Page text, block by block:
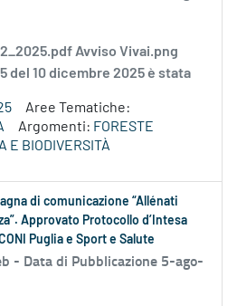
Avviso Vivai.png
del 10 dicembre 2025 è stata
Aree Tematiche:
Argomenti: FORESTE
E BIODIVERSITÀ
di comunicazione “Allénati
Approvato Protocollo d’Intesa
Puglia e Sport e Salute
- Data di Pubblicazione 5-ago-